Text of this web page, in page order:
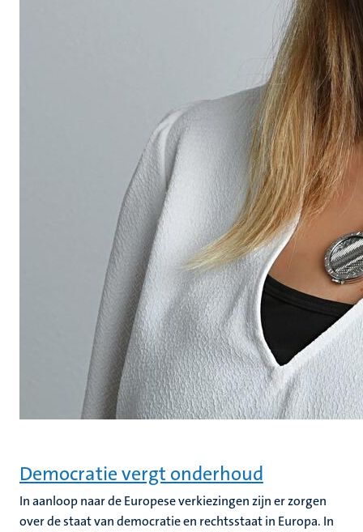
Democratie vergt onderhoud
In aanloop naar de Europese verkiezingen zijn er zorgen
over de staat van democratie en rechtsstaat in Europa. In